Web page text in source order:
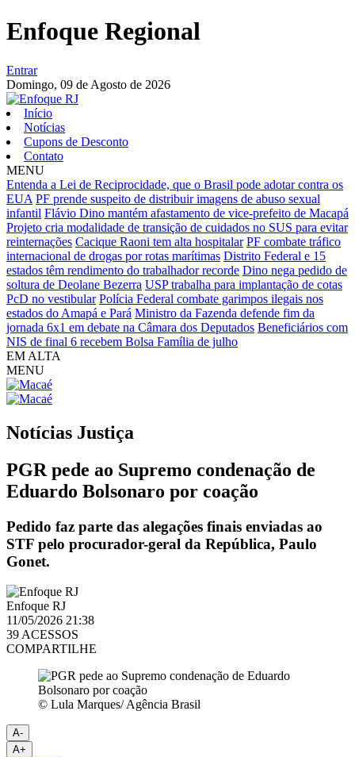
Enfoque Regional
Entrar
Domingo, 09 de Agosto de 2026
Início
Notícias
Cupons de Desconto
Contato
MENU
Entenda a Lei de Reciprocidade, que o Brasil pode adotar contra os
EUA PF prende suspeito de distribuir imagens de abuso sexual
infantil Flávio Dino mantém afastamento de vice-prefeito de Macapá
Projeto cria modalidade de transição de cuidados no SUS para evitar
reinternações Cacique Raoni tem alta hospitalar PF combate tráfico
internacional de drogas por rotas marítimas Distrito Federal e 15
estados têm rendimento do trabalhador recorde Dino nega pedido de
soltura de Deolane Bezerra USP trabalha para implantação de cotas
PcD no vestibular Polícia Federal combate garimpos ilegais nos
estados do Amapá e Pará Ministro da Fazenda defende fim da
jornada 6x1 em debate na Câmara dos Deputados Beneficiários com
NIS de final 6 recebem Bolsa Família de julho
EM ALTA
MENU
Notícias Justiça
PGR pede ao Supremo condenação de
Eduardo Bolsonaro por coação
Pedido faz parte das alegações finais enviadas ao
STF pelo procurador-geral da República, Paulo
Gonet.
Enfoque RJ
11/05/2026 21:38
39 ACESSOS
COMPARTILHE
© Lula Marques/ Agência Brasil
A-
A+